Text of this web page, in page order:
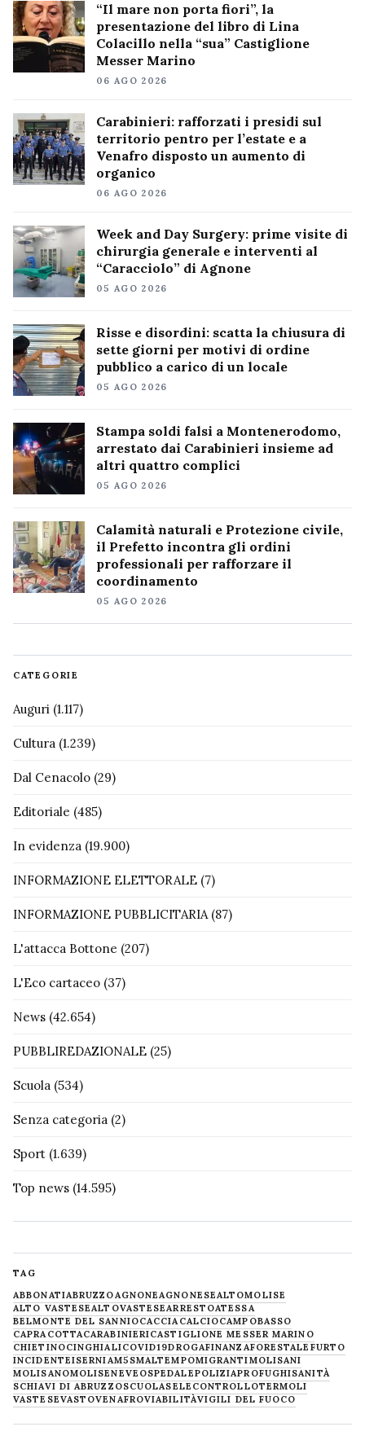
“Il mare non porta fiori”, la
presentazione del libro di Lina
Colacillo nella “sua” Castiglione
Messer Marino
06 AGO 2026
Carabinieri: rafforzati i presidi sul
territorio pentro per l’estate e a
Venafro disposto un aumento di
organico
06 AGO 2026
Week and Day Surgery: prime visite di
chirurgia generale e interventi al
“Caracciolo” di Agnone
05 AGO 2026
Risse e disordini: scatta la chiusura di
sette giorni per motivi di ordine
pubblico a carico di un locale
05 AGO 2026
Stampa soldi falsi a Montenerodomo,
arrestato dai Carabinieri insieme ad
altri quattro complici
05 AGO 2026
Calamità naturali e Protezione civile,
il Prefetto incontra gli ordini
professionali per rafforzare il
coordinamento
05 AGO 2026
CATEGORIE
Auguri (1.117)
Cultura (1.239)
Dal Cenacolo (29)
Editoriale (485)
In evidenza (19.900)
INFORMAZIONE ELETTORALE (7)
INFORMAZIONE PUBBLICITARIA(87)
L'attacca Bottone (207)
L'Eco cartaceo (37)
News (42.654)
PUBBLIREDAZIONALE (25)
Scuola (534)
Senza categoria (2)
Sport (1.639)
Top news (14.595)
TAG
ABBONATIABRUZZOAGNONEAGNONESEALTOMOLISE
ALTO VASTESEALTOVASTESEARRESTOATESSA
BELMONTE DEL SANNIOCACCIACALCIOCAMPOBASSO
CAPRACOTTACARABINIERICASTIGLIONE MESSER MARINO
CHIETINOCINGHIALICOVID19DROGAFINANZAFORESTALE FURTO
INCIDENTEISERNIAM5SMALTEMPOMIGRANTIMOLISANI
MOLISANOMOLISENEVE OSPEDALEPOLIZIAPROFUGHISANITÀ
SCHIAVI DI ABRUZZOSCUOLASELECONTROLLOTERMOLI
VASTESEVASTOVENAFROVIABILITÀVIGILI DEL FUOCO